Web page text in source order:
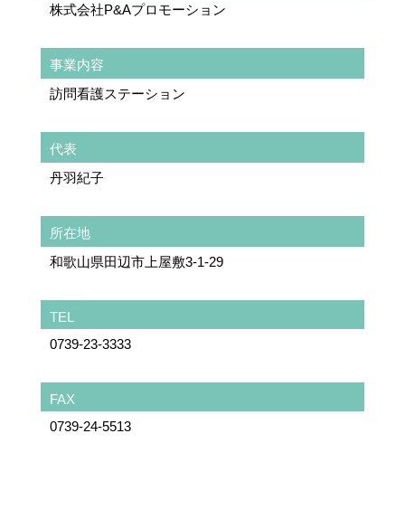
株式会社P&Aプロモーション
事業内容
訪問看護ステーション
代表
丹羽紀子
所在地
和歌山県田辺市上屋敷3-1-29
TEL
0739-23-3333
FAX
0739-24-5513